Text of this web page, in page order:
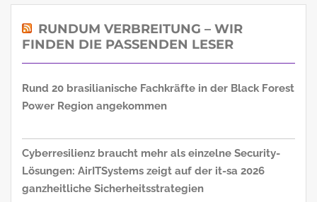
RUNDUM VERBREITUNG – WIR
FINDEN DIE PASSENDEN LESER
Rund 20 brasilianische Fachkräfte in der Black Forest
Power Region angekommen
Cyberresilienz braucht mehr als einzelne Security-
Lösungen: AirITSystems zeigt auf der it-sa 2026
ganzheitliche Sicherheitsstrategien